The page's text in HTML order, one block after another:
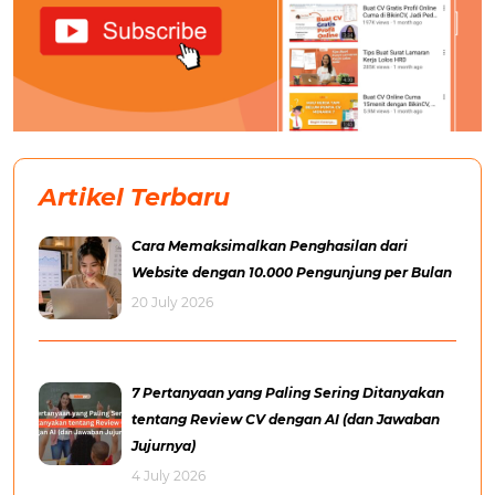
Artikel Terbaru
Cara Memaksimalkan Penghasilan dari
Website dengan 10.000 Pengunjung per Bulan
20 July 2026
7 Pertanyaan yang Paling Sering Ditanyakan
tentang Review CV dengan AI (dan Jawaban
Jujurnya)
4 July 2026